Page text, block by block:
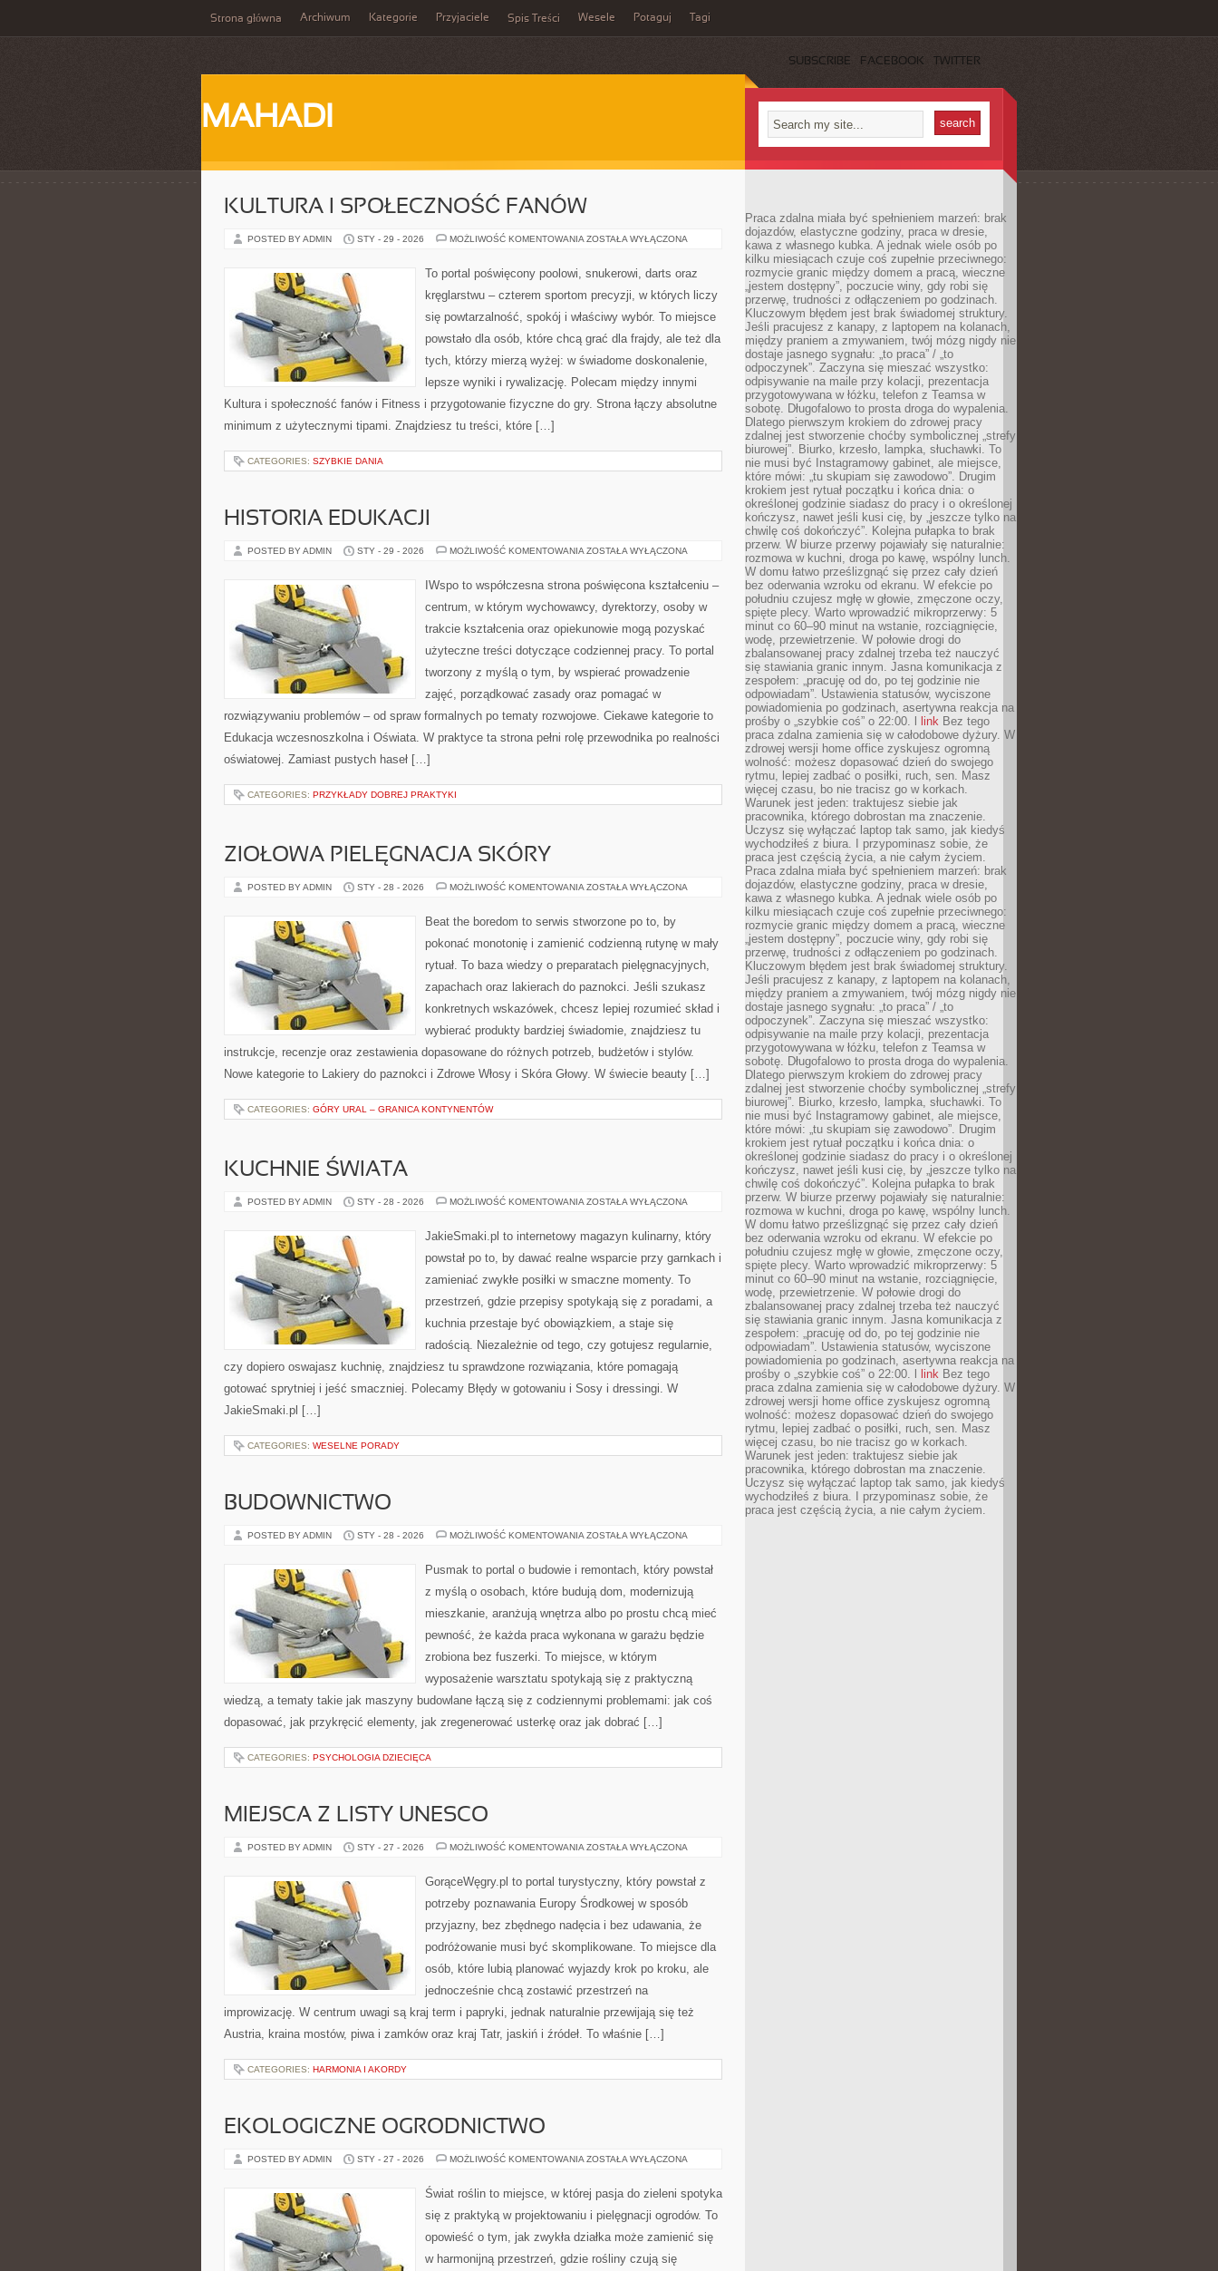
Strona główna Archiwum Kategorie Przyjaciele Spis Treści Wesele Potaguj Tagi
SUBSCRIBE FACEBOOK TWITTER
MAHADI
KULTURA I SPOŁECZNOŚĆ FANÓW
POSTED BY ADMIN STY - 29 - 2026 MOŻLIWOŚĆ KOMENTOWANIA KULTURA
FANÓW
ZOSTAŁA WYŁĄCZONA
To portal poświęcony poolowi, snukerowi, darts oraz
kręglarstwu – czterem sportom precyzji, w których liczy
się powtarzalność, spokój i właściwy wybór. To miejsce
powstało dla osób, które chcą grać dla frajdy, ale też dla
tych, którzy mierzą wyżej: w świadome doskonalenie,
lepsze wyniki i rywalizację. Polecam między innymi
Kultura i społeczność fanów i Fitness i przygotowanie fizyczne do gry. Strona łączy absolutne
minimum z użytecznymi tipami. Znajdziesz tu treści, które […]
CATEGORIES: SZYBKIE DANIA
HISTORIA EDUKACJI
POSTED BY ADMIN STY - 29 - 2026 MOŻLIWOŚĆ KOMENTOWANIA HISTORIA
ZOSTAŁA WYŁĄCZONA
IWspo to współczesna strona poświęcona kształceniu –
centrum, w którym wychowawcy, dyrektorzy, osoby w
trakcie kształcenia oraz opiekunowie mogą pozyskać
użyteczne treści dotyczące codziennej pracy. To portal
tworzony z myślą o tym, by wspierać prowadzenie
zajęć, porządkować zasady oraz pomagać w
rozwiązywaniu problemów – od spraw formalnych po tematy rozwojowe. Ciekawe kategorie to
Edukacja wczesnoszkolna i Oświata. W praktyce ta strona pełni rolę przewodnika po realności
oświatowej. Zamiast pustych haseł […]
CATEGORIES: PRZYKŁADY DOBREJ PRAKTYKI
ZIOŁOWA PIELĘGNACJA SKÓRY
POSTED BY ADMIN STY - 28 - 2026 MOŻLIWOŚĆ KOMENTOWANIA ZIOŁOWA
ZOSTAŁA WYŁĄCZONA
Beat the boredom to serwis stworzone po to, by
pokonać monotonię i zamienić codzienną rutynę w mały
rytuał. To baza wiedzy o preparatach pielęgnacyjnych,
zapachach oraz lakierach do paznokci. Jeśli szukasz
konkretnych wskazówek, chcesz lepiej rozumieć skład i
wybierać produkty bardziej świadomie, znajdziesz tu
instrukcje, recenzje oraz zestawienia dopasowane do różnych potrzeb, budżetów i stylów.
Nowe kategorie to Lakiery do paznokci i Zdrowe Włosy i Skóra Głowy. W świecie beauty […]
CATEGORIES: GÓRY URAL – GRANICA KONTYNENTÓW
KUCHNIE ŚWIATA
POSTED BY ADMIN STY - 28 - 2026 MOŻLIWOŚĆ KOMENTOWANIA KUCHNIE
ZOSTAŁA WYŁĄCZONA
JakieSmaki.pl to internetowy magazyn kulinarny, który
powstał po to, by dawać realne wsparcie przy garnkach i
zamieniać zwykłe posiłki w smaczne momenty. To
przestrzeń, gdzie przepisy spotykają się z poradami, a
kuchnia przestaje być obowiązkiem, a staje się
radością. Niezależnie od tego, czy gotujesz regularnie,
czy dopiero oswajasz kuchnię, znajdziesz tu sprawdzone rozwiązania, które pomagają
gotować sprytniej i jeść smaczniej. Polecamy Błędy w gotowaniu i Sosy i dressingi. W
JakieSmaki.pl […]
CATEGORIES: WESELNE PORADY
BUDOWNICTWO
POSTED BY ADMIN STY - 28 - 2026 MOŻLIWOŚĆ KOMENTOWANIA BUDOWNICTWO
ZOSTAŁA WYŁĄCZONA
Pusmak to portal o budowie i remontach, który powstał
z myślą o osobach, które budują dom, modernizują
mieszkanie, aranżują wnętrza albo po prostu chcą mieć
pewność, że każda praca wykonana w garażu będzie
zrobiona bez fuszerki. To miejsce, w którym
wyposażenie warsztatu spotykają się z praktyczną
wiedzą, a tematy takie jak maszyny budowlane łączą się z codziennymi problemami: jak coś
dopasować, jak przykręcić elementy, jak zregenerować usterkę oraz jak dobrać […]
CATEGORIES: PSYCHOLOGIA DZIECIĘCA
MIEJSCA Z LISTY UNESCO
POSTED BY ADMIN STY - 27 - 2026 MOŻLIWOŚĆ KOMENTOWANIA MIEJSCA
UNESCO
ZOSTAŁA WYŁĄCZONA
GorąceWęgry.pl to portal turystyczny, który powstał z
potrzeby poznawania Europy Środkowej w sposób
przyjazny, bez zbędnego nadęcia i bez udawania, że
podróżowanie musi być skomplikowane. To miejsce dla
osób, które lubią planować wyjazdy krok po kroku, ale
jednocześnie chcą zostawić przestrzeń na
improwizację. W centrum uwagi są kraj term i papryki, jednak naturalnie przewijają się też
Austria, kraina mostów, piwa i zamków oraz kraj Tatr, jaskiń i źródeł. To właśnie […]
CATEGORIES: HARMONIA I AKORDY
EKOLOGICZNE OGRODNICTWO
POSTED BY ADMIN STY - 27 - 2026 MOŻLIWOŚĆ KOMENTOWANIA EKOLOGICZNE
ZOSTAŁA WYŁĄCZONA
Świat roślin to miejsce, w której pasja do zieleni spotyka
się z praktyką w projektowaniu i pielęgnacji ogrodów. To
opowieść o tym, jak zwykła działka może zamienić się
w harmonijną przestrzeń, gdzie rośliny czują się
Praca zdalna miała być spełnieniem marzeń: brak
dojazdów, elastyczne godziny, praca w dresie,
kawa z własnego kubka. A jednak wiele osób po
kilku miesiącach czuje coś zupełnie przeciwnego:
rozmycie granic między domem a pracą, wieczne
„jestem dostępny”, poczucie winy, gdy robi się
przerwę, trudności z odłączeniem po godzinach.
Kluczowym błędem jest brak świadomej struktury.
Jeśli pracujesz z kanapy, z laptopem na kolanach,
między praniem a zmywaniem, twój mózg nigdy nie
dostaje jasnego sygnału: „to praca” / „to
odpoczynek”. Zaczyna się mieszać wszystko:
odpisywanie na maile przy kolacji, prezentacja
przygotowywana w łóżku, telefon z Teamsa w
sobotę. Długofalowo to prosta droga do wypalenia.
Dlatego pierwszym krokiem do zdrowej pracy
zdalnej jest stworzenie choćby symbolicznej „strefy
biurowej”. Biurko, krzesło, lampka, słuchawki. To
nie musi być Instagramowy gabinet, ale miejsce,
które mówi: „tu skupiam się zawodowo”. Drugim
krokiem jest rytuał początku i końca dnia: o
określonej godzinie siadasz do pracy i o określonej
kończysz, nawet jeśli kusi cię, by „jeszcze tylko na
chwilę coś dokończyć”. Kolejna pułapka to brak
przerw. W biurze przerwy pojawiały się naturalnie:
rozmowa w kuchni, droga po kawę, wspólny lunch.
W domu łatwo prześlizgnąć się przez cały dzień
bez oderwania wzroku od ekranu. W efekcie po
południu czujesz mgłę w głowie, zmęczone oczy,
spięte plecy. Warto wprowadzić mikroprzerwy: 5
minut co 60–90 minut na wstanie, rozciągnięcie,
wodę, przewietrzenie. W połowie drogi do
zbalansowanej pracy zdalnej trzeba też nauczyć
się stawiania granic innym. Jasna komunikacja z
zespołem: „pracuję od do, po tej godzinie nie
odpowiadam”. Ustawienia statusów, wyciszone
powiadomienia po godzinach, asertywna reakcja na
prośby o „szybkie coś” o 22:00. l
link Bez tego
praca zdalna zamienia się w całodobowe dyżury. W
zdrowej wersji home office zyskujesz ogromną
wolność: możesz dopasować dzień do swojego
rytmu, lepiej zadbać o posiłki, ruch, sen. Masz
więcej czasu, bo nie tracisz go w korkach.
Warunek jest jeden: traktujesz siebie jak
pracownika, którego dobrostan ma znaczenie.
Uczysz się wyłączać laptop tak samo, jak kiedyś
wychodziłeś z biura. I przypominasz sobie, że
praca jest częścią życia, a nie całym życiem.
Praca zdalna miała być spełnieniem marzeń: brak
dojazdów, elastyczne godziny, praca w dresie,
kawa z własnego kubka. A jednak wiele osób po
kilku miesiącach czuje coś zupełnie przeciwnego:
rozmycie granic między domem a pracą, wieczne
„jestem dostępny”, poczucie winy, gdy robi się
przerwę, trudności z odłączeniem po godzinach.
Kluczowym błędem jest brak świadomej struktury.
Jeśli pracujesz z kanapy, z laptopem na kolanach,
między praniem a zmywaniem, twój mózg nigdy nie
dostaje jasnego sygnału: „to praca” / „to
odpoczynek”. Zaczyna się mieszać wszystko:
odpisywanie na maile przy kolacji, prezentacja
przygotowywana w łóżku, telefon z Teamsa w
sobotę. Długofalowo to prosta droga do wypalenia.
Dlatego pierwszym krokiem do zdrowej pracy
zdalnej jest stworzenie choćby symbolicznej „strefy
biurowej”. Biurko, krzesło, lampka, słuchawki. To
nie musi być Instagramowy gabinet, ale miejsce,
które mówi: „tu skupiam się zawodowo”. Drugim
krokiem jest rytuał początku i końca dnia: o
określonej godzinie siadasz do pracy i o określonej
kończysz, nawet jeśli kusi cię, by „jeszcze tylko na
chwilę coś dokończyć”. Kolejna pułapka to brak
przerw. W biurze przerwy pojawiały się naturalnie:
rozmowa w kuchni, droga po kawę, wspólny lunch.
W domu łatwo prześlizgnąć się przez cały dzień
bez oderwania wzroku od ekranu. W efekcie po
południu czujesz mgłę w głowie, zmęczone oczy,
spięte plecy. Warto wprowadzić mikroprzerwy: 5
minut co 60–90 minut na wstanie, rozciągnięcie,
wodę, przewietrzenie. W połowie drogi do
zbalansowanej pracy zdalnej trzeba też nauczyć
się stawiania granic innym. Jasna komunikacja z
zespołem: „pracuję od do, po tej godzinie nie
odpowiadam”. Ustawienia statusów, wyciszone
powiadomienia po godzinach, asertywna reakcja na
prośby o „szybkie coś” o 22:00. l
link Bez tego
praca zdalna zamienia się w całodobowe dyżury. W
zdrowej wersji home office zyskujesz ogromną
wolność: możesz dopasować dzień do swojego
rytmu, lepiej zadbać o posiłki, ruch, sen. Masz
więcej czasu, bo nie tracisz go w korkach.
Warunek jest jeden: traktujesz siebie jak
pracownika, którego dobrostan ma znaczenie.
Uczysz się wyłączać laptop tak samo, jak kiedyś
wychodziłeś z biura. I przypominasz sobie, że
praca jest częścią życia, a nie całym życiem.